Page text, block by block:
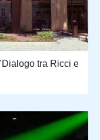
tra Ricci e